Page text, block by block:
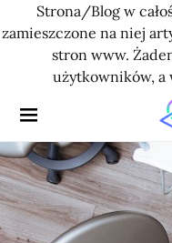
Strona/Blog w
zamieszczone na niej
stron www.
użytkowników, a